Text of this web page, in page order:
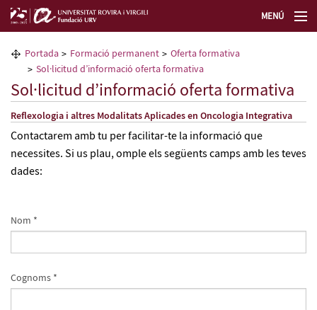
MENÚ
La Fundació URV
Formació permanent
Transferència de tecnologia
Seleccioneu idioma
Portada Formació permanent
Oferta formativa
Sol·licitud d’informació oferta formativa
Sol·licitud d’informació oferta formativa
Reflexologia i altres Modalitats Aplicades en Oncologia Integrativa
Contactarem amb tu per facilitar-te la informació que
necessites. Si us plau, omple els següents camps amb les teves
dades:
Nom *
Cognoms *